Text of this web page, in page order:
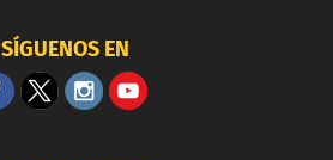
SÍGUENOS EN